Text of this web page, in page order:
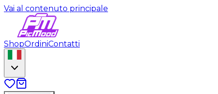
Vai al contenuto principale
ShopOrdiniContatti